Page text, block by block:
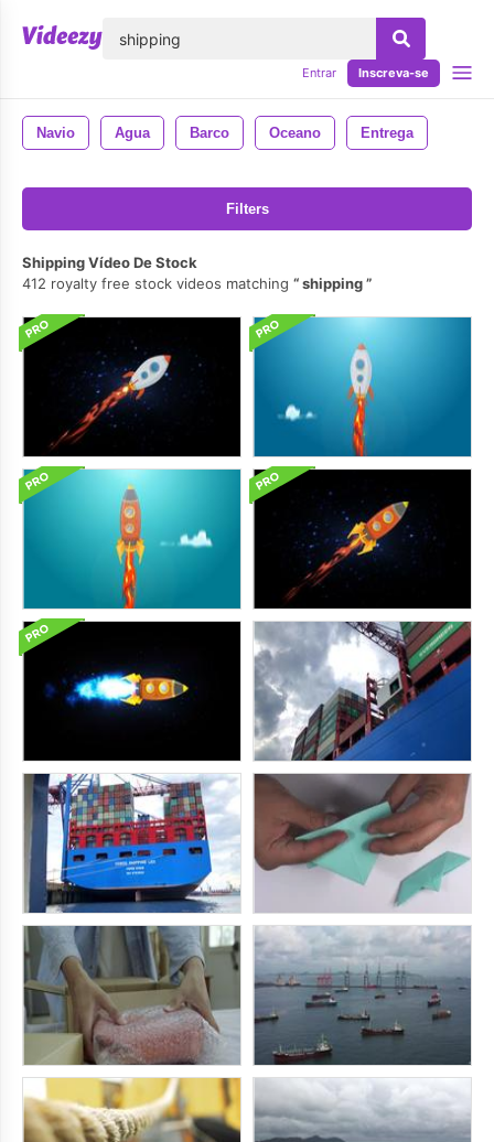
Entrar Inscreva-se
Navio Agua Barco Oceano Entrega
Filters
Shipping Vídeo De Stock
412 royalty free stock videos matching
shipping